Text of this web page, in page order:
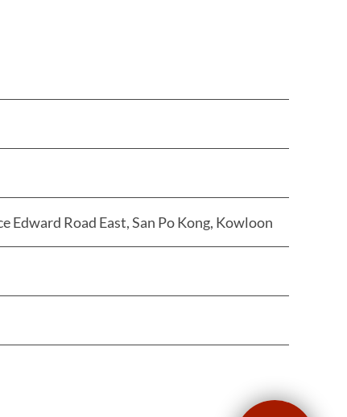
Edward Road East, San Po Kong, Kowloon